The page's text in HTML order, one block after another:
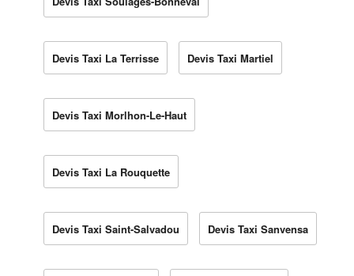
Devis Taxi La Terrisse Devis Taxi Martiel
Devis Taxi Morlhon-Le-Haut
Devis Taxi La Rouquette
Devis Taxi Saint-Salvadou Devis Taxi Sanvensa